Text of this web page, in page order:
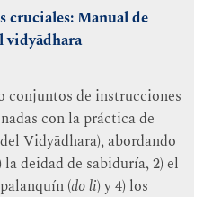
cruciales: Manual de
vidyādhara
conjuntos de instrucciones
con la práctica de
Vidyādhara), abordando
deidad de sabiduría, 2) el
(do li) y 4) los